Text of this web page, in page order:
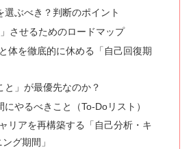
選ぶべき？判断のポイント
させるためのロードマップ
体を徹底的に休める「自己回復期
と」が最優先なのか？
にやるべきこと（To-Doリスト）
リアを再構築する「自己分析・キ
グ期間」